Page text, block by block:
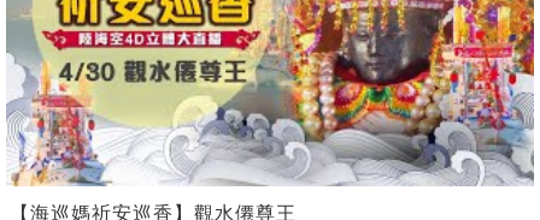
【海巡媽祈安巡香】觀水僊尊王